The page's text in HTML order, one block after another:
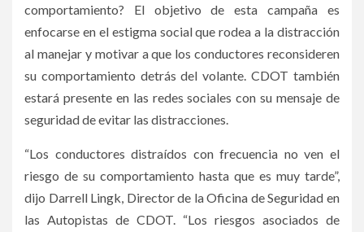
comportamiento? El objetivo de esta campaña es
enfocarse en el estigma social que rodea a la distracción
al manejar y motivar a que los conductores reconsideren
su comportamiento detrás del volante. CDOT también
estará presente en las redes sociales con su mensaje de
seguridad de evitar las distracciones.
“Los conductores distraídos con frecuencia no ven el
riesgo de su comportamiento hasta que es muy tarde”,
dijo Darrell Lingk, Director de la Oficina de Seguridad en
las Autopistas de CDOT. “Los riesgos asociados de